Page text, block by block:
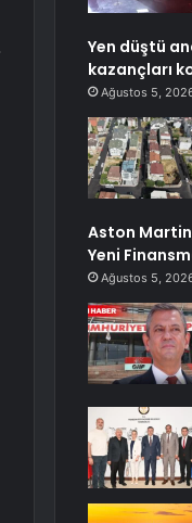
Yen düştü
kazançları
Ağustos 5,
Aston
Yeni
Ağustos 5,